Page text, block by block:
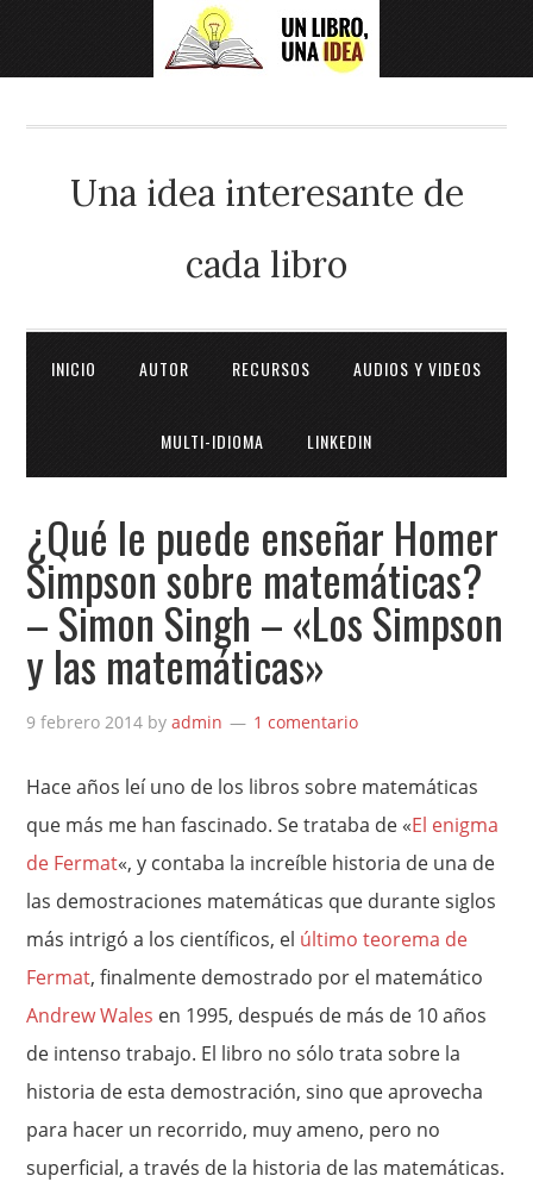
Una idea interesante de
cada libro
INICIO AUTOR RECURSOS AUDIOS Y VIDEOS
MULTI-IDIOMA LINKEDIN
¿Qué le puede enseñar Homer
Simpson sobre matemáticas?
– Simon Singh – «Los Simpson
y las matemáticas»
9 febrero 2014 byadmin 1 comentario
Hace años leí uno de los libros sobre matemáticas
que más me han fascinado. Se trataba de «El enigma
de Fermat«, y contaba la increíble historia de una de
las demostraciones matemáticas que durante siglos
más intrigó a los científicos, el último teorema de
Fermat, finalmente demostrado por el matemático
Andrew Wales en 1995, después de más de 10 años
de intenso trabajo. El libro no sólo trata sobre la
historia de esta demostración, sino que aprovecha
para hacer un recorrido, muy ameno, pero no
superficial, a través de la historia de las matemáticas.